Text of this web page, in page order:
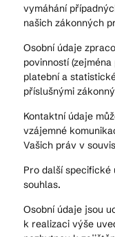
vymáhání
našich zákonných
Osobní údaje
povinností
platební a
příslušnými
Kontaktní údaje
vzájemné
Vašich práv v
Pro další
souhlas.
Osobní údaje jsou
k realizaci výše